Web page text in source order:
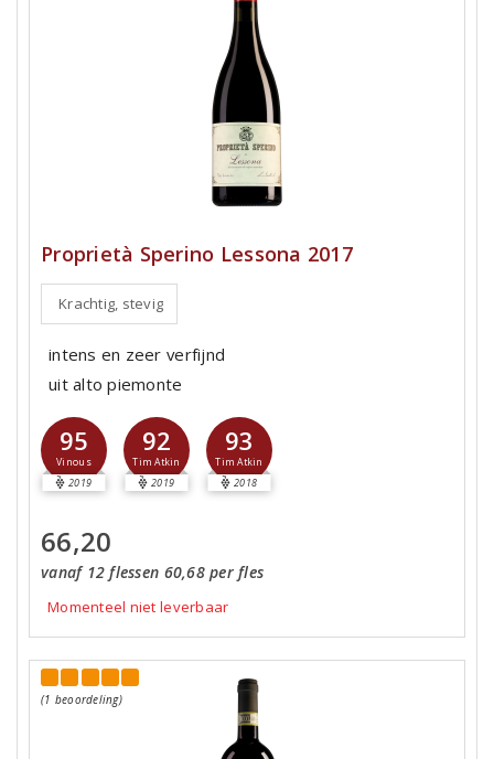
Proprietà Sperino Lessona 2017
Krachtig, stevig
intens en zeer verfijnd
uit alto piemonte
95
Vinous
2019
92
Tim Atkin
2019
93
Tim Atkin
2018
66,20
vanaf 12 flessen 60,68 per fles
Momenteel niet leverbaar
(1 beoordeling)